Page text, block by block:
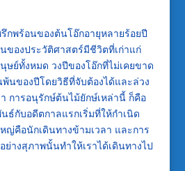
กพร้อนของต้นโอ๊กอายุหลายร้อยปี
ของประวัติศาสตร์มีชีวิตที่เก่าแก่
ย์ทั้งหมด วงปีของโอ๊กที่ไม่เคยขาด
นของปีโดยวิธีที่จับต้องได้และล่วง
การอนุรักษ์ต้นไม้ยักษ์เหล่านี้ ก็คือ
ธ์กับอดีตกาลแรกเริ่มที่ให้กำเนิด
ญ่คือนักเดินทางข้ามเวลา และการ
างสุภาพนั้นทำให้เราได้เดินทางไป